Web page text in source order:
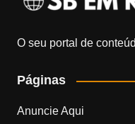
O seu portal de
Páginas
Anuncie Aqui